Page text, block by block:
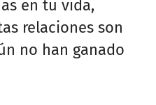
en tu vida,
relaciones son
no han ganado